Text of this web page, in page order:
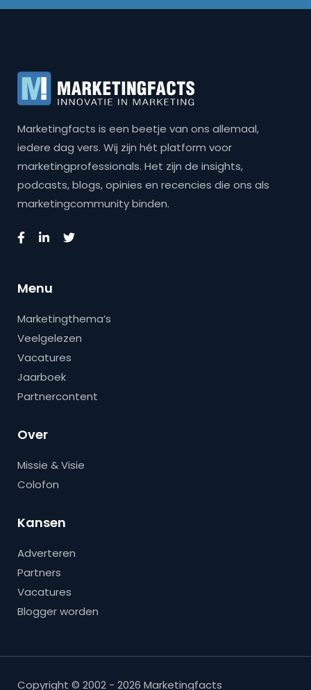
Marketingfacts is een beetje van ons allemaal,
iedere dag vers. Wij zijn hét platform voor
marketingprofessionals. Het zijn de insights,
podcasts, blogs, opinies en recencies die ons als
marketingcommunity binden.
Menu
Marketingthema’s
Veelgelezen
Vacatures
Jaarboek
Partnercontent
Over
Missie & Visie
Colofon
Kansen
Adverteren
Partners
Vacatures
Blogger worden
Copyright © 2002 - 2026 Marketingfacts